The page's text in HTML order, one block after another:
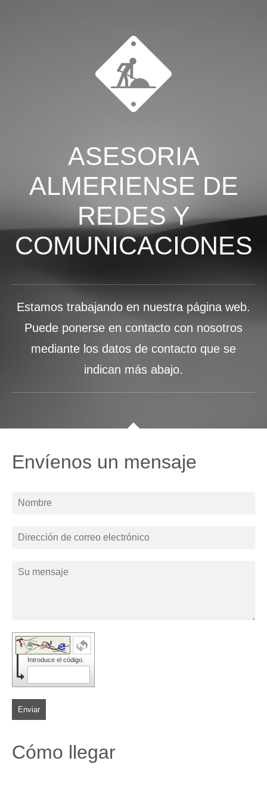
ASESORIA
ALMERIENSE DE
REDES Y
COMUNICACIONES
Estamos trabajando en nuestra página web.
Puede ponerse en contacto con nosotros
mediante los datos de contacto que se
indican más abajo.
Envíenos un mensaje
Introduce el código.
Enviar
Cómo llegar